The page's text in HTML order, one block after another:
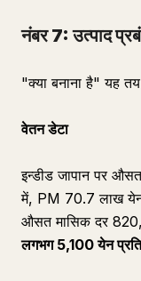
नंबर 7: उत्पाद
"क्या बनाना है" यह
वेतन डेटा
इन्डीड जापान पर
में, PM 70.7 लाख येन
औसत मासिक दर
लगभग 5,100 येन